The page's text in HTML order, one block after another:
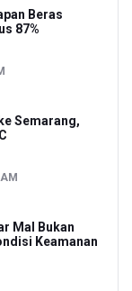
Beras
87%
Semarang,
Mal Bukan
Keamanan